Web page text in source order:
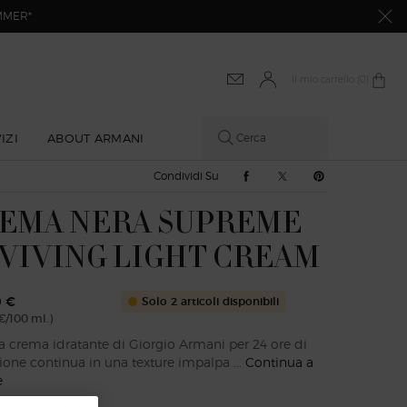
Il mio carrello
0 prodotto
ABOUT ARMANI Cerca
Condividi Su Condividi Su Facebook
Condividi Su Twitter
Condividi Su
NERA SUPREME
LIGHT CREAM
€
100 ml.)
Solo 2 articoli disponibili
crema idratante di Giorgio Armani per 24 ore di
continua in una texture impalpa ... Continua a